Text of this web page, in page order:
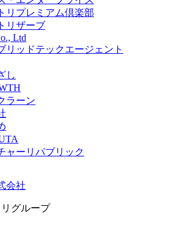
リプレミアム倶楽部
リザーブ
Ltd
リッドテックエージェント
し
ラーン
ャーリパブリック